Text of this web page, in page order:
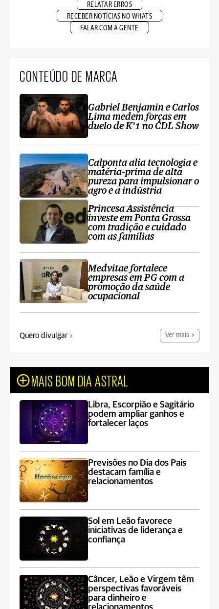
RELATAR ERROS
RECEBER NOTÍCIAS NO WHATS
FALAR COM A GENTE
CONTEÚDO DE MARCA
Gabriel Benjamin e Carlos
Lima medem forças em
duelo de K’1 no CDL Show
Calponta alia tecnologia e
matéria-prima de alta
pureza para impulsionar o
agro e a indústria
Princesa Assistência
investe em Ponta Grossa
com tradição e cuidado
com as famílias
Medvitae fortalece
empresas em PG com a
promoção da saúde
ocupacional
Quero divulgar Ver mais
MAIS BOM DIA ASTRAL
Libra, Escorpião e Sagitário
podem ampliar ganhos e
fortalecer laços
Previsões no Dia dos Pais
destacam família e
relacionamentos
Sol em Leão favorece
iniciativas de liderança e
confiança
Câncer, Leão e Virgem têm
perspectivas favoráveis
para dinheiro e